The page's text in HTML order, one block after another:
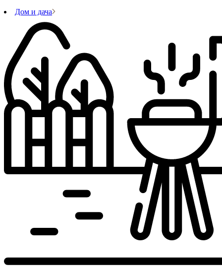
Дом и дача